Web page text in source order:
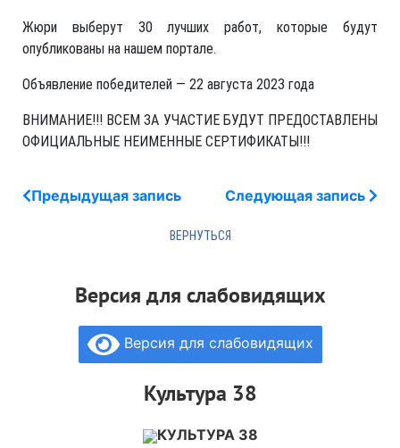
Жюри выберут 30 лучших работ, которые будут
опубликованы на нашем портале.
Объявление победителей — 22 августа 2023 года
ВНИМАНИЕ!!! ВСЕМ ЗА УЧАСТИЕ БУДУТ ПРЕДОСТАВЛЕНЫ
ОФИЦИАЛЬНЫЕ НЕИМЕННЫЕ СЕРТИФИКАТЫ!!!
Предыдущая запись Следующая запись
Версия для слабовидящих
Версия для слабовидящих
Культура 38
КУЛЬТУРА 38